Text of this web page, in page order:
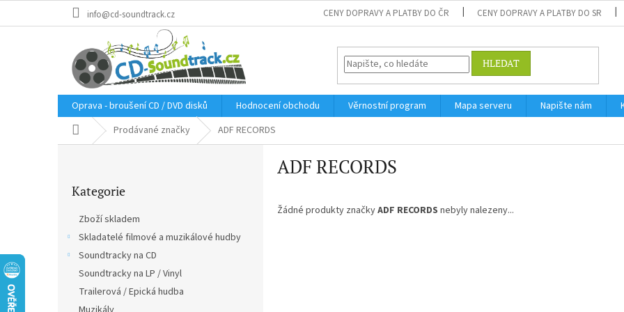
info@cd-soundtrack.cz CENY DOPRAVY A PLATBY DO ČR CENY DOPRAVY A PLATBY DO SR
HLEDAT
Oprava - broušení CD / DVD disků Hodnocení obchodu Věrnostní program Mapa serveru Napište nám
Domů Prodávané značky ADF RECORDS
kategorie
Kategorie
Zboží skladem
Skladatelé filmové a muzikálové hudby
Soundtracky na CD
Soundtracky na LP / Vinyl
Trailerová / Epická hudba
ADF RECORDS
Žádné produkty značkyADF RECORDS nebyly nalezeny...